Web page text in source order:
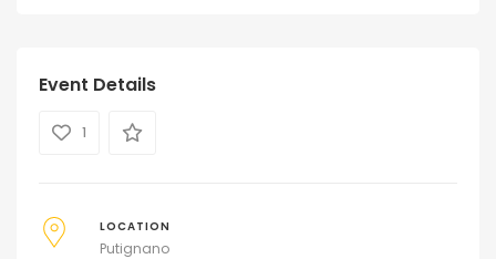
Event Details
1
LOCATION
Putignano